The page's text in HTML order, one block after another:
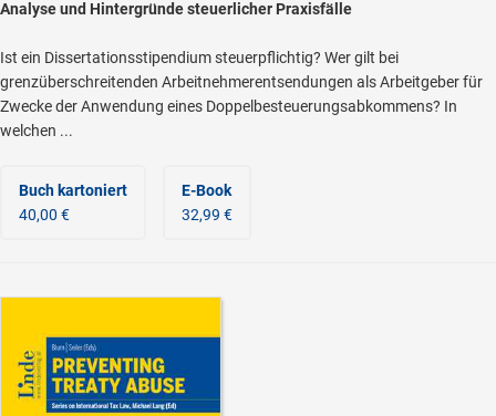
Analyse und Hintergründe steuerlicher Praxisfälle
Ist ein Dissertationsstipendium steuerpflichtig? Wer gilt bei
grenzüberschreitenden Arbeitnehmerentsendungen als Arbeitgeber für
Zwecke der Anwendung eines Doppelbesteuerungsabkommens? In
welchen ...
Buch kartoniert
40,00 €
E-Book
32,99 €